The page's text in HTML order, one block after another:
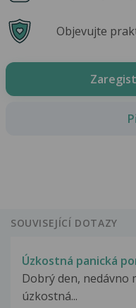
Objevujte
SOUVISEJÍCÍ DOTAZY
Úzkostná panická
Dobrý den, nedávno
úzkostná...